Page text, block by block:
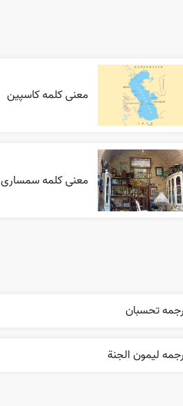
معنی کلمه کاسپین
معنی کلمه سمساری
تحسبان
ليمون الجنة